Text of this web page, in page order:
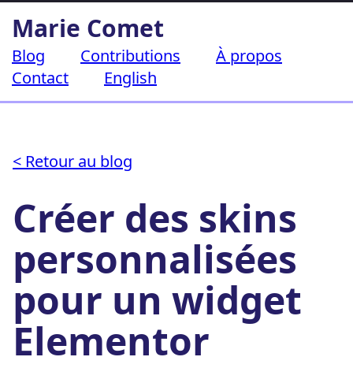
au
contenu
Marie Comet
Blog Contributions
À propos
Contact
English
< Retour au blog
Créer des skins
personnalisées
pour un widget
Elementor